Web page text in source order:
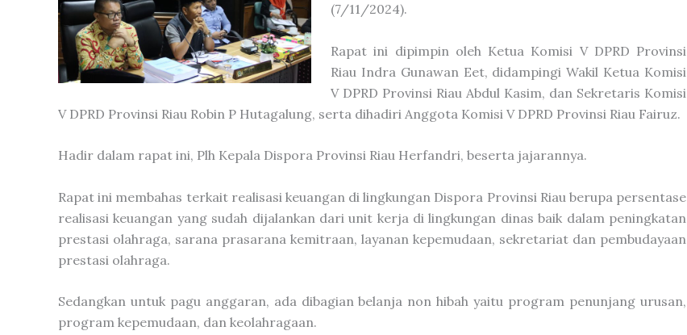
(7/11/2024).
Rapat ini dipimpin oleh Ketua Komisi V DPRD Provinsi
Riau Indra Gunawan Eet, didampingi Wakil Ketua Komisi
V DPRD Provinsi Riau Abdul Kasim, dan Sekretaris Komisi
V DPRD Provinsi Riau Robin P Hutagalung, serta dihadiri Anggota Komisi V DPRD Provinsi Riau Fairuz.
Hadir dalam rapat ini, Plh Kepala Dispora Provinsi Riau Herfandri, beserta jajarannya.
Rapat ini membahas terkait realisasi keuangan di lingkungan Dispora Provinsi Riau berupa persentase
realisasi keuangan yang sudah dijalankan dari unit kerja di lingkungan dinas baik dalam peningkatan
prestasi olahraga, sarana prasarana kemitraan, layanan kepemudaan, sekretariat dan pembudayaan
prestasi olahraga.
Sedangkan untuk pagu anggaran, ada dibagian belanja non hibah yaitu program penunjang urusan,
program kepemudaan, dan keolahragaan.